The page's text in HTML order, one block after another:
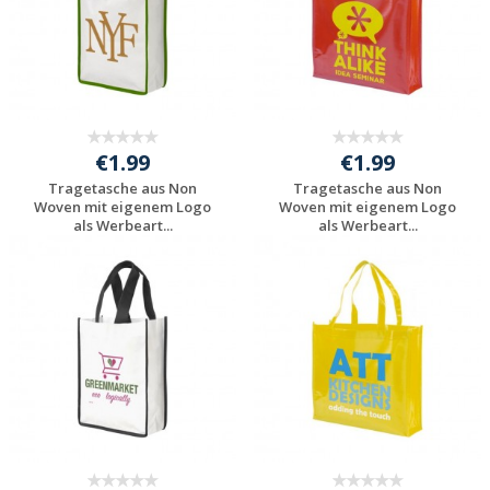
€1.99
Tragetasche aus Non
Woven mit eigenem Logo
als Werbeart...
Preis unverbindlich
anfragen
€1.99
Tragetasche aus Non
Woven mit eigenem Logo
als Werbeart...
Preis unverbindlich
anfragen